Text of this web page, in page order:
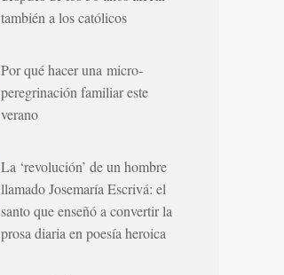
también a los católicos
Por qué hacer una micro-
peregrinación familiar este
verano
La ‘revolución’ de un hombre
llamado Josemaría Escrivá: el
santo que enseñó a convertir la
prosa diaria en poesía heroica